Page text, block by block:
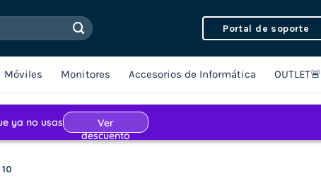
Portal de soporte
Móviles Monitores Accesorios de Informática OUTLET🚨